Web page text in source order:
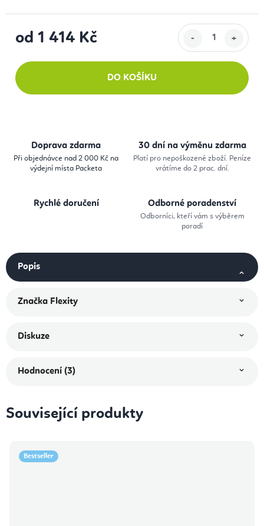
od 1 414 Kč
DO KOŠÍKU
Doprava zdarma
Při objednávce nad 2 000 Kč na
výdejní místa Packeta
30 dní na výměnu zdarma
Platí pro nepoškozené zboží. Peníze
vrátíme do 2 prac. dní.
Rychlé doručení Odborné poradenství
Odborníci, kteří vám s výběrem
poradí
Popis
Značka Flexity
Diskuze
Hodnocení (3)
Související produkty
Bestseller